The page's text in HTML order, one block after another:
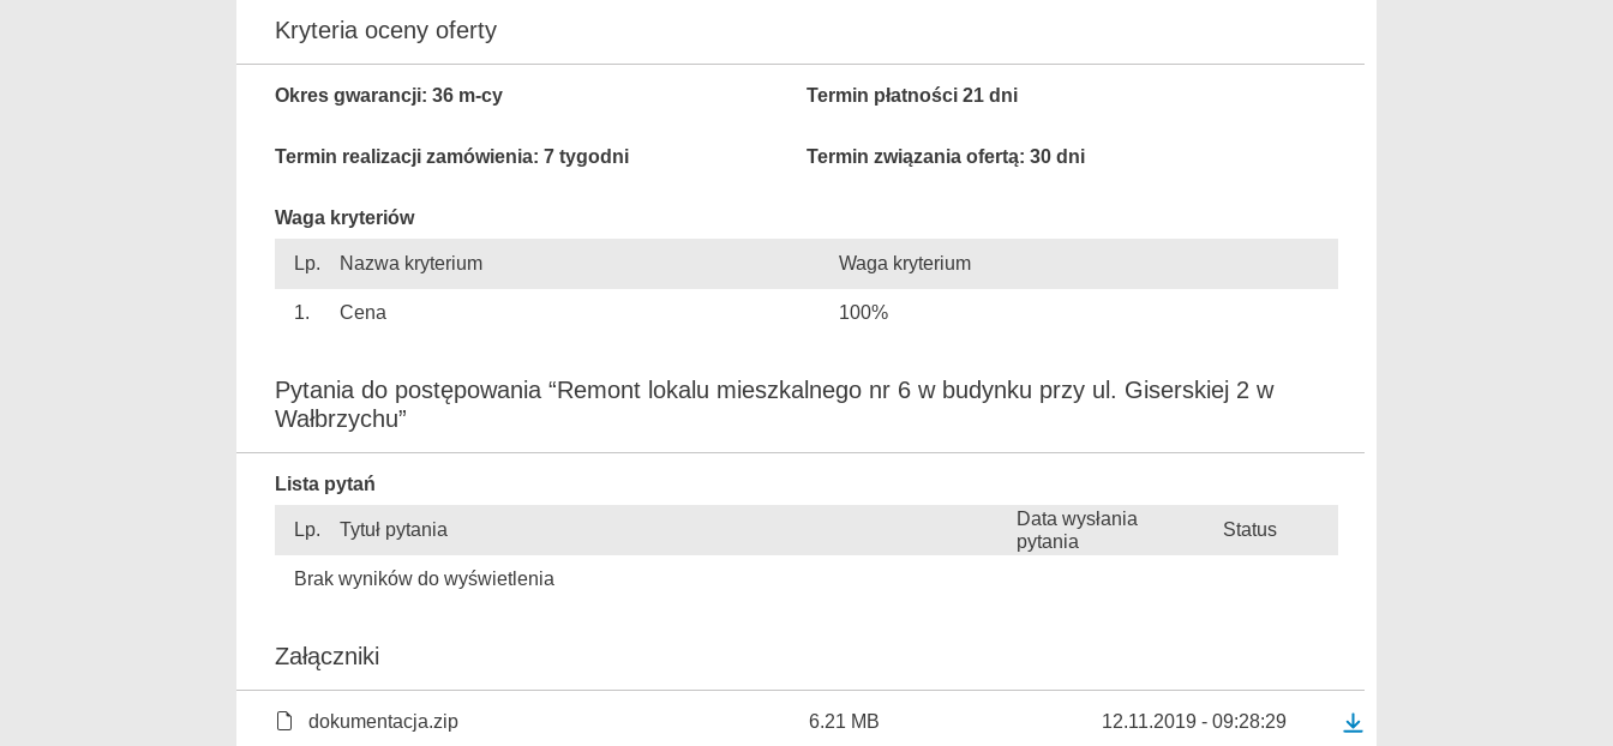
Kryteria oceny oferty
Okres gwarancji: 36 m-cy Termin płatności 21 dni
Termin realizacji zamówienia: 7 tygodni Termin związania ofertą: 30 dni
Waga kryteriów
Lp. Nazwa kryterium Waga kryterium
1. Cena 100%
Pytania do postępowania “Remont lokalu mieszkalnego nr 6 w budynku przy ul. Giserskiej 2 w
Wałbrzychu”
Lista pytań
Lp. Tytuł pytania
Data wysłania
pytania
Status
Brak wyników do wyświetlenia
Załączniki
dokumentacja.zip 6.21 MB 12.11.2019 - 09:28:29